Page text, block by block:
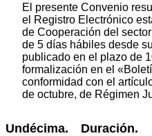
El presente Convenio
el Registro Electrónico
de Cooperación del
de 5 días hábiles desde
publicado en el plazo de
formalización en el
conformidad con el
de octubre, de Régimen
Undécima. Duración.